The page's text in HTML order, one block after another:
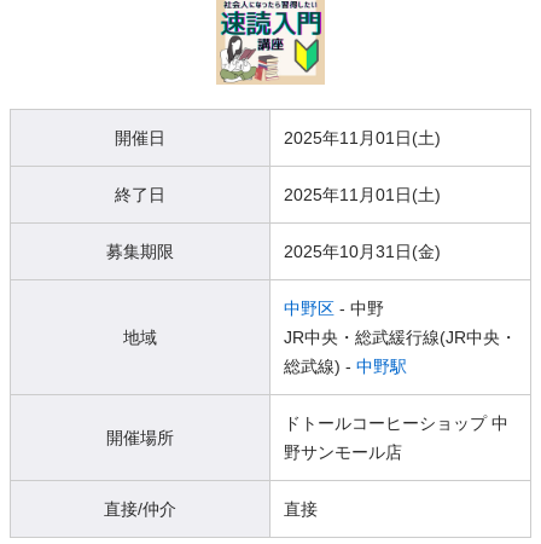
開催日 2025年11月01日(土)
終了日 2025年11月01日(土)
募集期限 2025年10月31日(金)
地域
中野区 - 中野
JR中央・総武緩行線(JR中央・
総武線) - 中野駅
開催場所
ドトールコーヒーショップ 中
野サンモール店
直接/仲介 直接